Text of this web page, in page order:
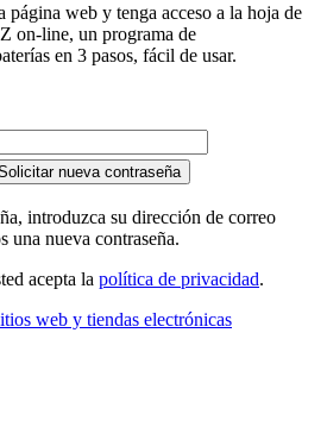
página web y tenga acceso a la hoja de
on-line, un programa de
en 3 pasos, fácil de usar.
nueva contraseña
introduzca su dirección de correo
una nueva contraseña.
acepta la política de privacidad.
web y tiendas electrónicas